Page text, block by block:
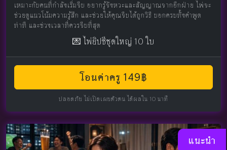
เหมาะกับคนที่กำลังเริ่มจีบ อยากรู้จังหวะและสัญญาณจากอีกฝ่าย ไพ่จะ
ช่วยดูแนวโน้มความรู้สึก และช่วยให้คุณจีบได้ถูกวิธี บอกครบทั้งคำพูด
ท่าที และช่วงเวลาที่ควรจีบที่สุด
💌 ไพ่ยิปซีชุดใหญ่ 10 ใบ
โอนค่าครู 149฿
ปลอดภัย ไม่เปิดเผยตัวตน ได้ผลใน 10 นาที
แนะนำ